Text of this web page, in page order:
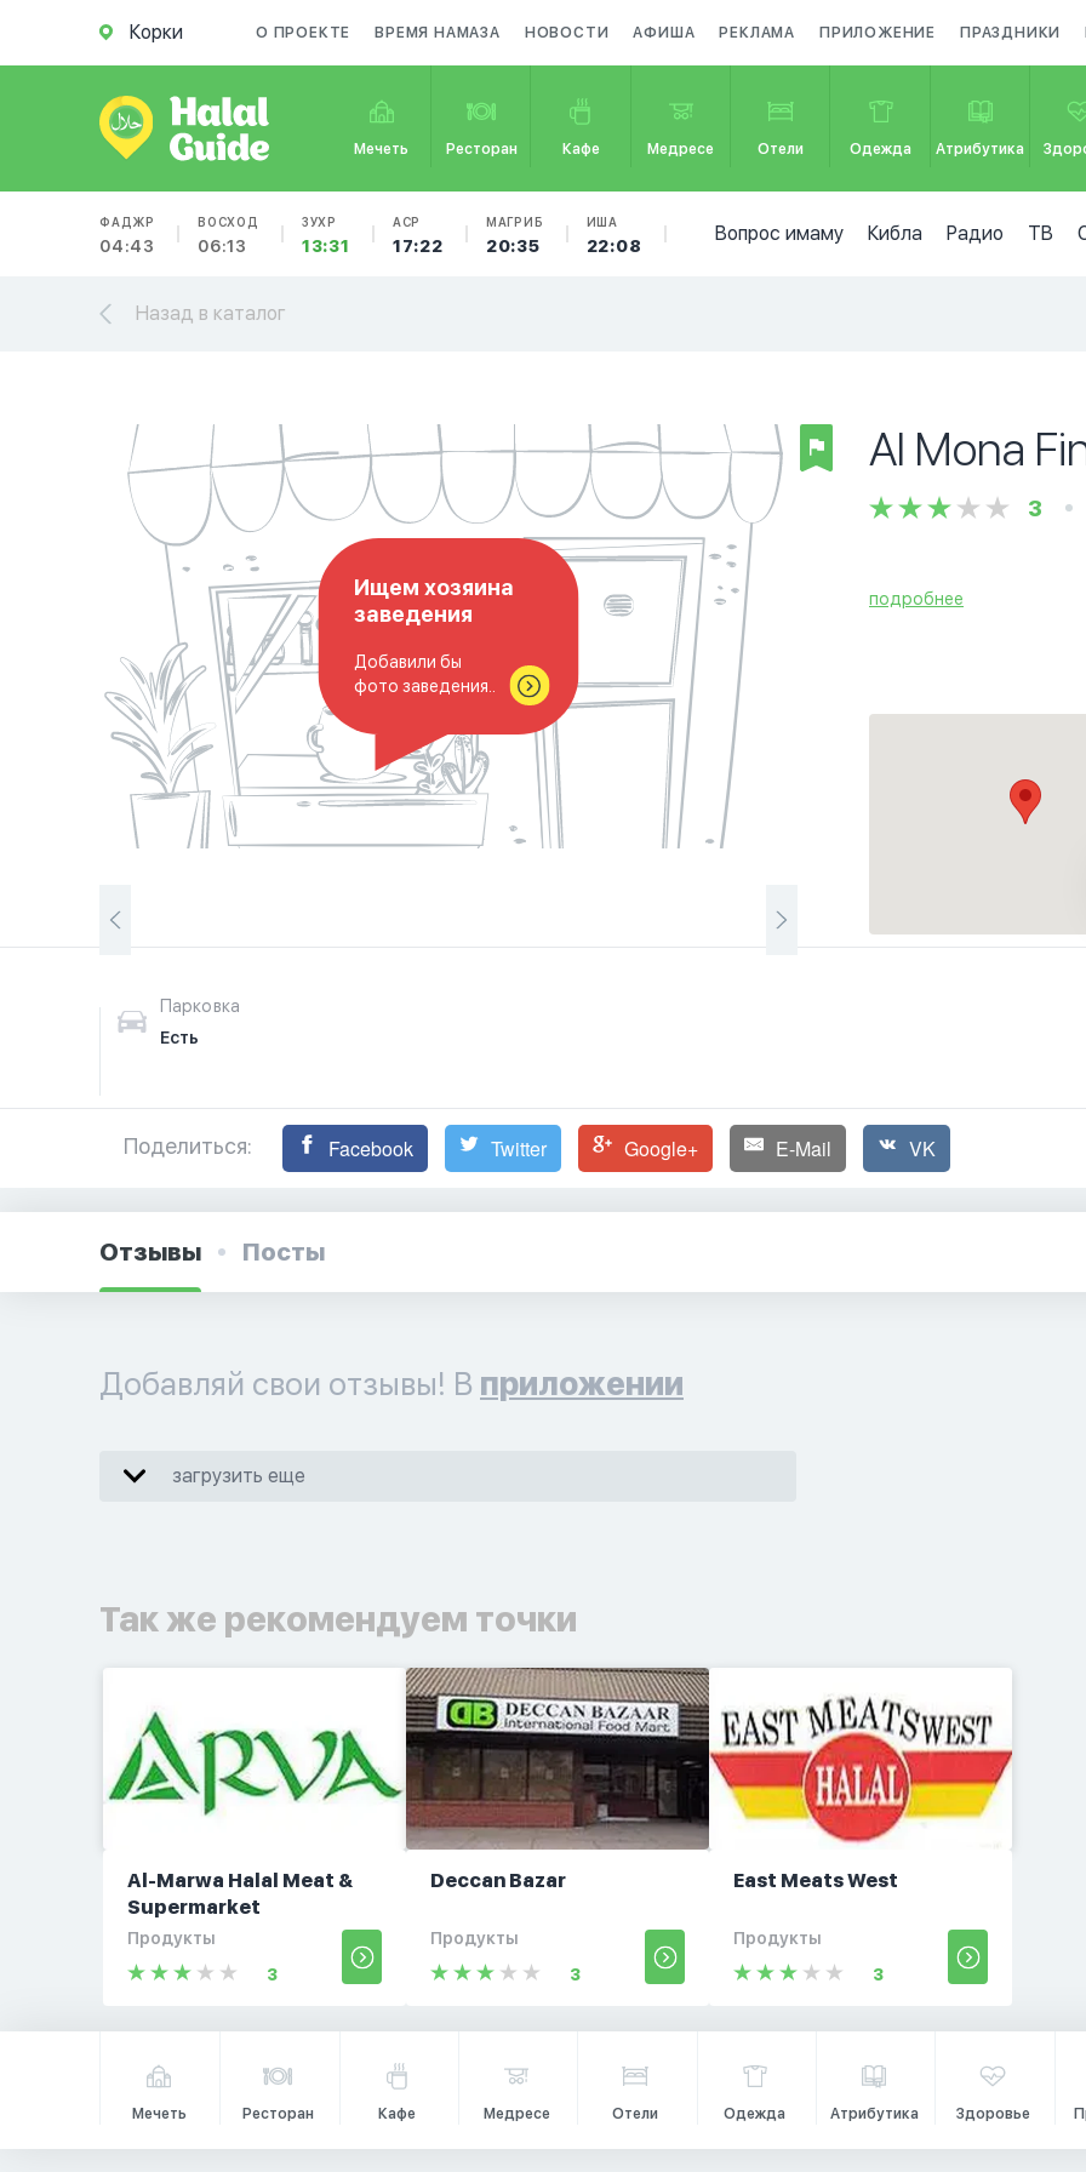
Корки О ПРОЕКТЕ ВРЕМЯ НАМАЗА НОВОСТИ АФИША РЕКЛАМА ПРИЛОЖЕНИЕ ПРАЗДНИКИ
Мечеть Ресторан Кафе Медресе Отели Одежда Атрибутика
ФАДЖР
04:43
ВОСХОД
06:13
ЗУХР
13:31
АСР
17:22
МАГРИБ
20:35
ИША
22:08
Вопрос имаму Кибла Радио ТВ
Назад в каталог
Ищем хозяина
заведения
Добавили бы
фото заведения..
Al Mona
3
подробнее
Парковка
Есть
Поделиться: Facebook Twitter Google+ E-Mail VK
Отзывы Посты
Добавляй свои отзывы! В приложении
загрузить еще
Так же рекомендуем точки
Al-Marwa Halal Meat &
Supermarket
Продукты
3
Deccan Bazar
Продукты
3
East Meats West
Продукты
3
Мечеть Ресторан Кафе Медресе Отели Одежда Атрибутика Здоровье